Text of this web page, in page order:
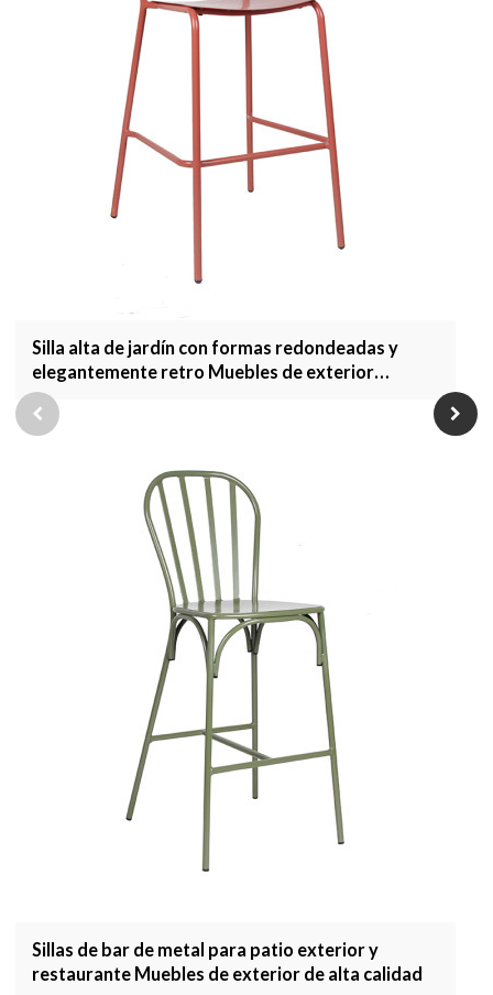
Silla alta de jardín con formas redondeadas y
elegantemente retro Muebles de exterior
Taburete de bar
Sillas de bar de metal para patio exterior y
restaurante Muebles de exterior de alta calidad